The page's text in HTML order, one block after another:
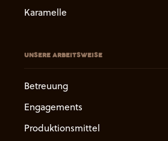
Karamelle
UNSERE ARBEITSWEISE
Betreuung
Engagements
Produktionsmittel